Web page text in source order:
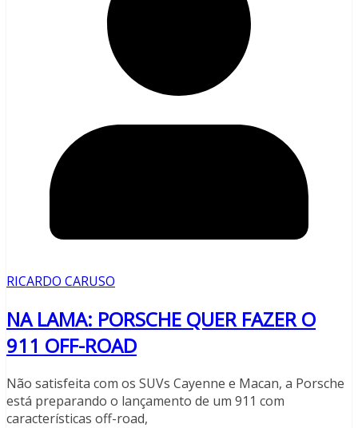
RICARDO CARUSO
NA LAMA: PORSCHE QUER FAZER O
911 OFF-ROAD
Não satisfeita com os SUVs Cayenne e Macan, a Porsche
está preparando o lançamento de um 911 com
características off-road,